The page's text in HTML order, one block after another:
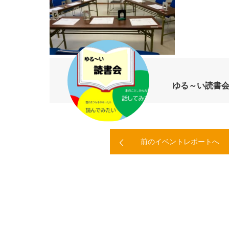
ゆる～い読書会
前のイベントレポートへ